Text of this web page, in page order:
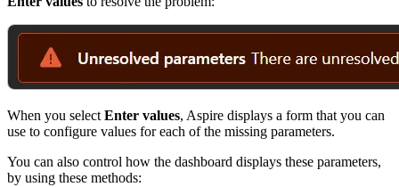
When you select Enter values, Aspire displays a form that you can
use to configure values for each of the missing parameters.
You can also control how the dashboard displays these parameters,
by using these methods: